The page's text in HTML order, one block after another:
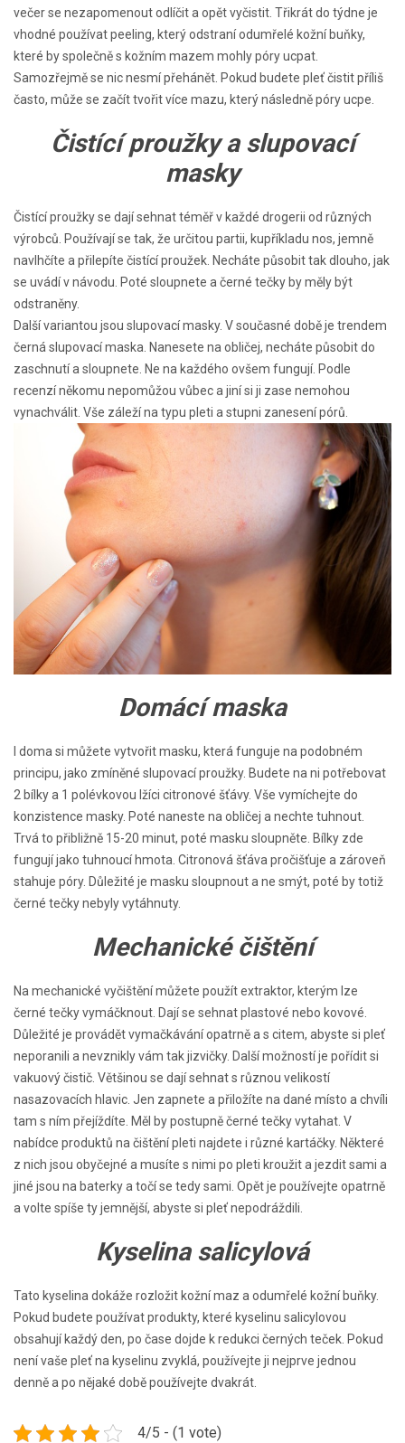
večer se nezapomenout odlíčit a opět vyčistit. Třikrát do týdne je
vhodné používat peeling, který odstraní odumřelé kožní buňky,
které by společně s kožním mazem mohly póry ucpat.
Samozřejmě se nic nesmí přehánět. Pokud budete pleť čistit příliš
často, může se začít tvořit více mazu, který následně póry ucpe.
Čistící proužky a slupovací
masky
Čistící proužky se dají sehnat téměř v každé drogerii od různých
výrobců. Používají se tak, že určitou partii, kupříkladu nos, jemně
navlhčíte a přilepíte čistící proužek. Necháte působit tak dlouho, jak
se uvádí v návodu. Poté sloupnete a černé tečky by měly být
odstraněny.
Další variantou jsou slupovací masky. V současné době je trendem
černá slupovací maska. Nanesete na obličej, necháte působit do
zaschnutí a sloupnete. Ne na každého ovšem fungují. Podle
recenzí někomu nepomůžou vůbec a jiní si ji zase nemohou
vynachválit. Vše záleží na typu pleti a stupni zanesení pórů.
Domácí maska
I doma si můžete vytvořit masku, která funguje na podobném
principu, jako zmíněné slupovací proužky. Budete na ni potřebovat
2 bílky a 1 polévkovou lžíci citronové šťávy. Vše vymíchejte do
konzistence masky. Poté naneste na obličej a nechte tuhnout.
Trvá to přibližně 15-20 minut, poté masku sloupněte. Bílky zde
fungují jako tuhnoucí hmota. Citronová šťáva pročišťuje a zároveň
stahuje póry. Důležité je masku sloupnout a ne smýt, poté by totiž
černé tečky nebyly vytáhnuty.
Mechanické čištění
Na mechanické vyčištění můžete použít extraktor, kterým lze
černé tečky vymáčknout. Dají se sehnat plastové nebo kovové.
Důležité je provádět vymačkávání opatrně a s citem, abyste si pleť
neporanili a nevznikly vám tak jizvičky. Další možností je pořídit si
vakuový čistič. Většinou se dají sehnat s různou velikostí
nasazovacích hlavic. Jen zapnete a přiložíte na dané místo a chvíli
tam s ním přejíždíte. Měl by postupně černé tečky vytahat. V
nabídce produktů na čištění pleti najdete i různé kartáčky. Některé
z nich jsou obyčejné a musíte s nimi po pleti kroužit a jezdit sami a
jiné jsou na baterky a točí se tedy sami. Opět je používejte opatrně
a volte spíše ty jemnější, abyste si pleť nepodráždili.
Kyselina salicylová
Tato kyselina dokáže rozložit kožní maz a odumřelé kožní buňky.
Pokud budete používat produkty, které kyselinu salicylovou
obsahují každý den, po čase dojde k redukci černých teček. Pokud
není vaše pleť na kyselinu zvyklá, používejte ji nejprve jednou
denně a po nějaké době používejte dvakrát.
4/5 - (1 vote)